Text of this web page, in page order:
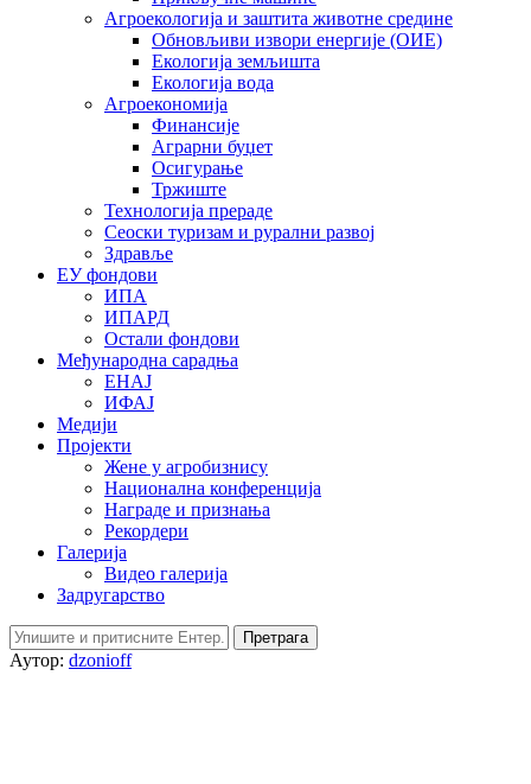
Агроекологија и заштита животне средине
Обновљиви извори енергије (ОИЕ)
Екологија земљишта
Екологија вода
Агроекономија
Финансије
Аграрни буџет
Осигурање
Тржиште
Технологија прераде
Сеоски туризам и рурални развој
Здравље
ЕУ фондови
ИПА
ИПАРД
Остали фондови
Међународна сарадња
ЕНАЈ
ИФАЈ
Медији
Пројекти
Жене у агробизнису
Национална конференција
Награде и признања
Рекордери
Галерија
Видео галерија
Задругарство
Претрага
Аутор: dzonioff